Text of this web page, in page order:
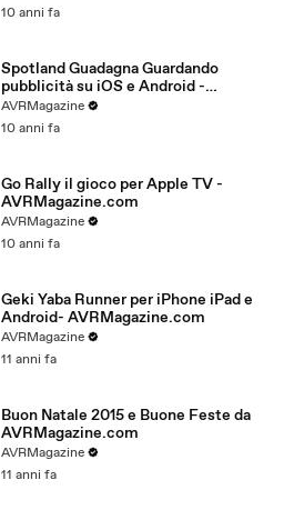
10 anni fa
Spotland Guadagna Guardando
pubblicità su iOS e Android -
AVRMagazine.com
AVRMagazine
10 anni fa
Go Rally il gioco per Apple TV -
AVRMagazine.com
AVRMagazine
10 anni fa
Geki Yaba Runner per iPhone iPad e
Android- AVRMagazine.com
AVRMagazine
11 anni fa
Buon Natale 2015 e Buone Feste da
AVRMagazine.com
AVRMagazine
11 anni fa